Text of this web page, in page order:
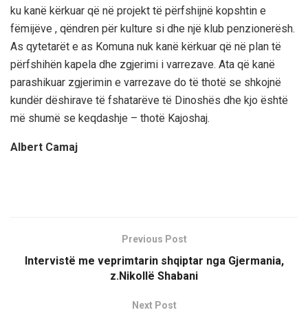
ku kanë kërkuar që në projekt të përfshijnë kopshtin e
fëmijëve , qëndren për kulture si dhe një klub penzionerësh.
As qytetarët e as Komuna nuk kanë kërkuar që në plan të
përfshihën kapela dhe zgjerimi i varrezave. Ata që kanë
parashikuar zgjerimin e varrezave do të thotë se shkojnë
kundër dëshirave të fshatarëve të Dinoshës dhe kjo është
më shumë se keqdashje – thotë Kajoshaj.
Albert Camaj
Previous Post
Intervistë me veprimtarin shqiptar nga Gjermania,
z.Nikollë Shabani
Next Post